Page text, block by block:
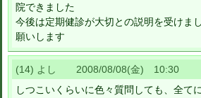
院できました
今後は定期健診が大切との説明を受けま
願いします
(14) よし 2008/08/08(金) 10:30
しつこいくらいに色々質問しても、全て